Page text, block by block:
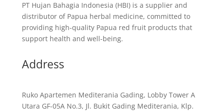
PT Hujan Bahagia Indonesia (HBI) is a supplier and
distributor of Papua herbal medicine, committed to
providing high-quality Papua red fruit products that
support health and well-being.
Address
Ruko Apartemen Mediterania Gading, Lobby Tower A
Utara GF-05A No.3, Jl. Bukit Gading Mediterania, Klp.